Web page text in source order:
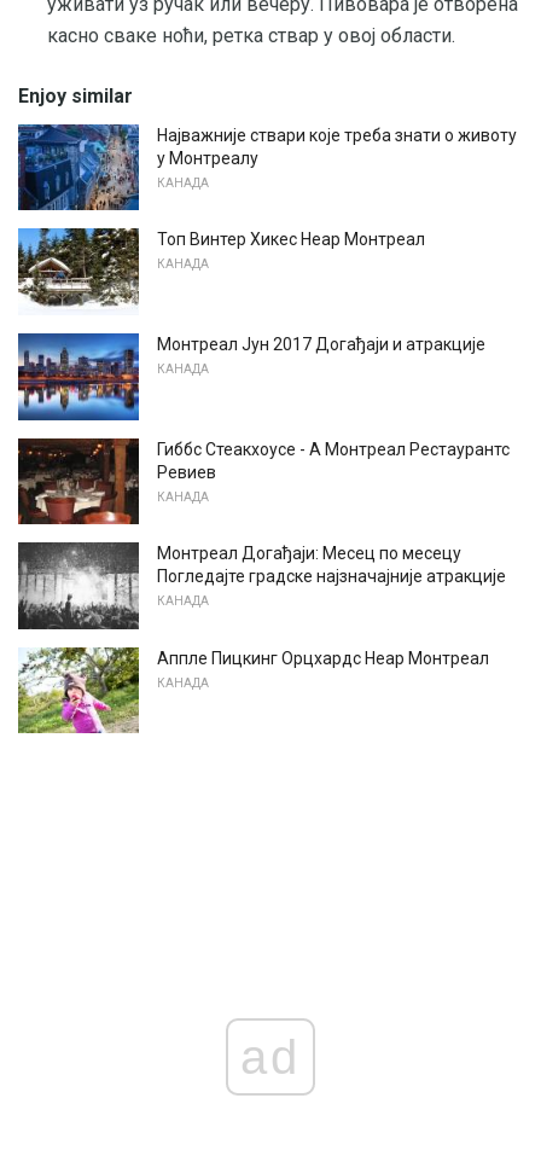
касно сваке ноћи, ретка ствар у овој области.
Enjoy similar
Најважније ствари које треба знати о животу
у Монтреалу
КАНАДА
Топ Винтер Хикес Неар Монтреал
КАНАДА
Монтреал Јун 2017 Догађаји и атракције
КАНАДА
Гиббс Стеакхоусе - А Монтреал Рестаурантс
Ревиев
КАНАДА
Монтреал Догађаји: Месец по месецу
Погледајте градске најзначајније атракције
КАНАДА
Аппле Пицкинг Орцхардс Неар Монтреал
КАНАДА
ad